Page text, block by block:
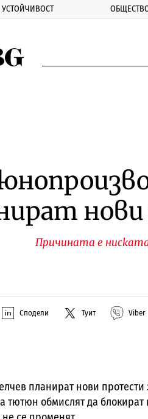
УСТОЙЧИВОСТ
Причината е
Сподели Туит Viber
планират нови
обмислят да блокират